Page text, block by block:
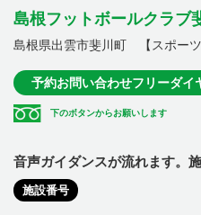
島根フットボールクラブ
島根県出雲市斐川町 【スポーツ
予約お問い合わせフリーダイ
下のボタンからお願いします
音声ガイダンスが流れます。
施設番号